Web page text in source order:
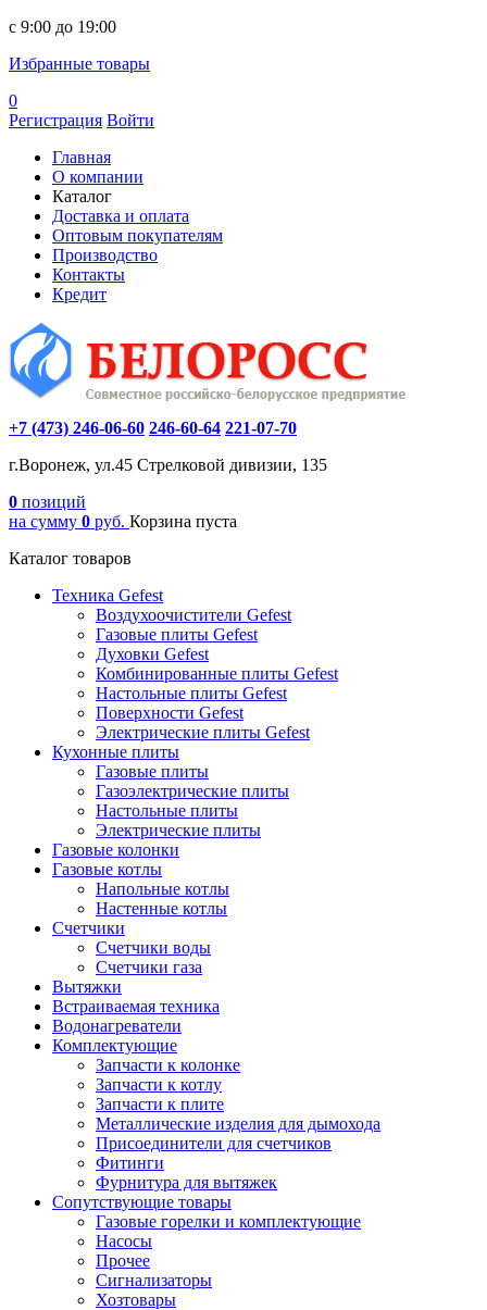
c 9:00 до 19:00
Избранные товары
0
Регистрация Войти
Главная
О компании
Каталог
Доставка и оплата
Оптовым покупателям
Производство
Контакты
Кредит
+7 (473) 246-06-60 246-60-64 221-07-70
г.Воронеж, ул.45 Стрелковой дивизии, 135
0 позиций
на сумму 0 руб. Корзина пуста
Каталог товаров
Техника Gefest
Воздухоочистители Gefest
Газовые плиты Gefest
Духовки Gefest
Комбинированные плиты Gefest
Настольные плиты Gefest
Поверхности Gefest
Электрические плиты Gefest
Кухонные плиты
Газовые плиты
Газоэлектрические плиты
Настольные плиты
Электрические плиты
Газовые колонки
Газовые котлы
Напольные котлы
Настенные котлы
Счетчики
Счетчики воды
Счетчики газа
Вытяжки
Встраиваемая техника
Водонагреватели
Комплектующие
Запчасти к колонке
Запчасти к котлу
Запчасти к плите
Металлические изделия для дымохода
Присоединители для счетчиков
Фитинги
Фурнитура для вытяжек
Сопутствующие товары
Газовые горелки и комплектующие
Насосы
Прочее
Сигнализаторы
Хозтовары